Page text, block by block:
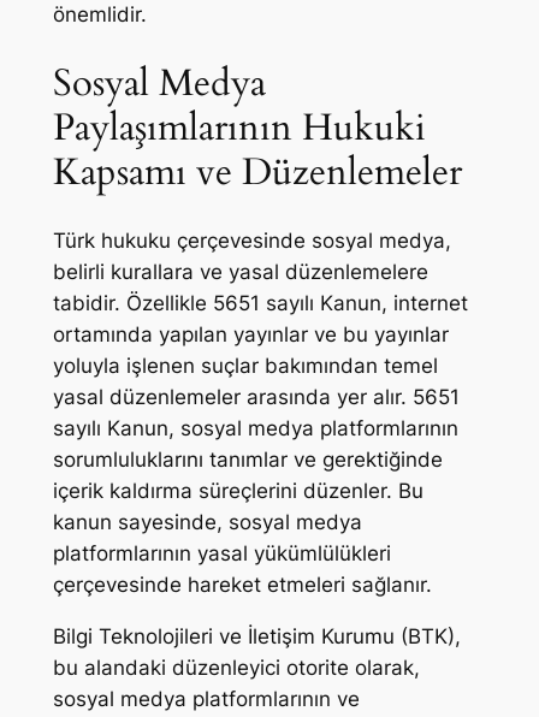
önemlidir.
Sosyal Medya
Paylaşımlarının Hukuki
Kapsamı ve Düzenlemeler
Türk hukuku çerçevesinde sosyal medya,
belirli kurallara ve yasal düzenlemelere
tabidir. Özellikle 5651 sayılı Kanun, internet
ortamında yapılan yayınlar ve bu yayınlar
yoluyla işlenen suçlar bakımından temel
yasal düzenlemeler arasında yer alır. 5651
sayılı Kanun, sosyal medya platformlarının
sorumluluklarını tanımlar ve gerektiğinde
içerik kaldırma süreçlerini düzenler. Bu
kanun sayesinde, sosyal medya
platformlarının yasal yükümlülükleri
çerçevesinde hareket etmeleri sağlanır.
Bilgi Teknolojileri ve İletişim Kurumu (BTK),
bu alandaki düzenleyici otorite olarak,
sosyal medya platformlarının ve